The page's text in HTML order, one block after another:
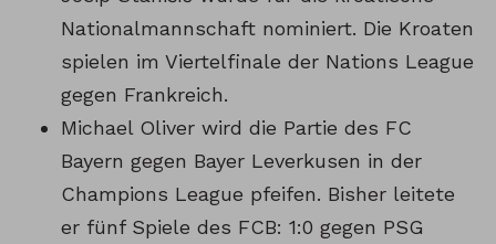
Nationalmannschaft nominiert. Die Kroaten
spielen im Viertelfinale der Nations League
gegen Frankreich.
Michael Oliver wird die Partie des FC
Bayern gegen Bayer Leverkusen in der
Champions League pfeifen. Bisher leitete
er fünf Spiele des FCB: 1:0 gegen PSG